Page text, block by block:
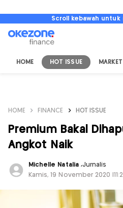
Scroll kebawah untuk
HOME HOT ISSUE
HOME FINANCE HOT ISSUE
Premium Bakal
Angkot Naik
Michelle Natalia ,Jurnalis
Kamis, 19 November 2020